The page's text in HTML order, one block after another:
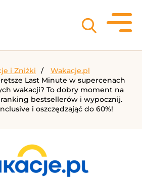
i Zniżki
Wakacje.pl
Last Minute w supercenach
wakacji? To dobry moment na
ranking bestsellerów i wypocznij.
i oszczędzająć do 60%!